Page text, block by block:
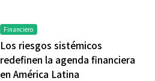
Financiero
Los riesgos sistémicos
redefinen la agenda financiera
en América Latina